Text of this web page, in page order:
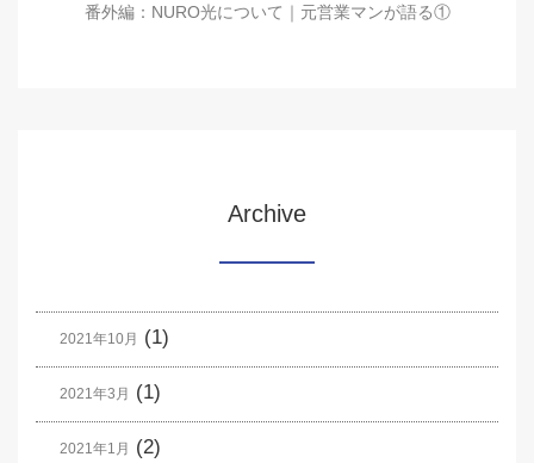
番外編：NURO光について｜元営業マンが語る①
Archive
2021年10月 (1)
2021年3月 (1)
2021年1月 (2)